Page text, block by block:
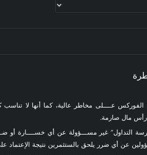
الفوركس عــــلى مخاطر عالية، كما أنها لا
رأس مال صارمة.
التداول” غير مســـؤولة عن أي خســــارة أو
عن أي ضرر يلحق بالستثمرين نتيجة الإعتماد